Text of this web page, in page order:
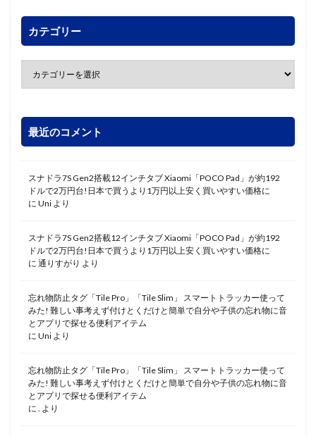
カテゴリー
最近のコメント
スナドラ7S Gen2搭載12インチタブ Xiaomi「POCO Pad」が約192
ドルで2万円台!日本で買うより1万円以上安く買いやすい価格に
に Uni より
スナドラ7S Gen2搭載12インチタブ Xiaomi「POCO Pad」が約192
ドルで2万円台!日本で買うより1万円以上安く買いやすい価格に
に 通りすがり より
忘れ物防止タグ「Tile Pro」「Tile Slim」 スマートトラッカー使って
みた! 難しい事考えず付けとくだけと簡単で自分や子供の忘れ物に音
とアプリで探せる便利アイテム
に Uni より
忘れ物防止タグ「Tile Pro」「Tile Slim」 スマートトラッカー使って
みた! 難しい事考えず付けとくだけと簡単で自分や子供の忘れ物に音
とアプリで探せる便利アイテム
に . より